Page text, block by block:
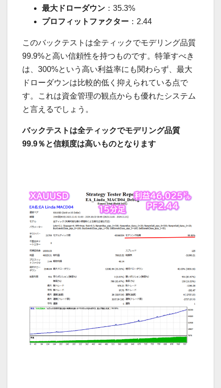
最大ドローダウン ：35.3%
プロフィットファクター ：2.44
このバックテストは全ティックでモデリング品質
99.9%と高い信頼性を持つものです。特筆すべき
は、300%という高い利益率にも関わらず、最大
ドローダウンは比較的低く抑えられている点で
す。これは資金管理の観点からも優れたシステム
と言えるでしょう。
バックテストは全ティックでモデリング品質
99.9％と信頼度は高いものとなります